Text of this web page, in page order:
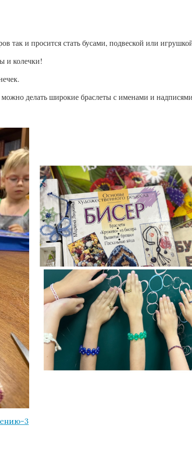
так и просится стать бусами, подвеской или
и колечки!
делать широкие браслеты с именами и